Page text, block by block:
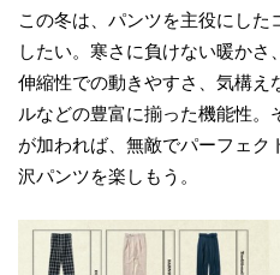
この冬は、パンツを主役にし
したい。寒さに負けない暖かさ
伸縮性での動きやすさ、気構え
ルなどの豊富に揃った機能性。
が加われば、無敵でパーフェク
沢パンツを楽しもう。